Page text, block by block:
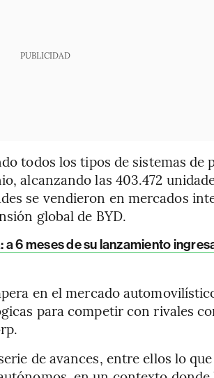
PUBLICIDAD
todos los tipos de sistemas de
alcanzando las 403.472
se vendieron en mercados
global de BYD.
6 meses de su lanzamiento
en el mercado
para competir con rivales
de avances, entre ellos lo